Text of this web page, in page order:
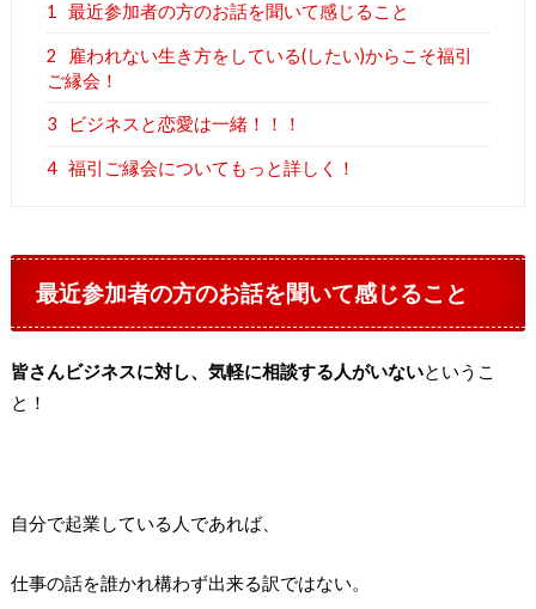
1 最近参加者の方のお話を聞いて感じること
2
雇われない生き方をしている(したい)からこそ福引
ご縁会！
3 ビジネスと恋愛は一緒！！！
4 福引ご縁会についてもっと詳しく！
最近参加者の方のお話を聞いて感じること
皆さんビジネスに対し、気軽に相談する人がいないというこ
と！
自分で起業している人であれば、
仕事の話を誰かれ構わず出来る訳ではない。